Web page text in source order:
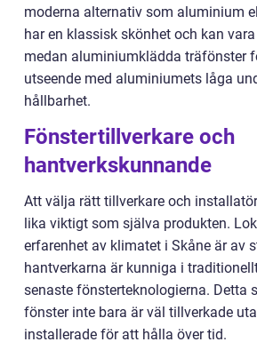
moderna alternativ som aluminium
har en klassisk skönhet och kan
medan aluminiumklädda träfönster
utseende med aluminiumets låga
hållbarhet.
Fönstertillverkare och
hantverkskunnande
Att välja rätt tillverkare och
lika viktigt som själva produkten.
erfarenhet av klimatet i Skåne är av
hantverkarna är kunniga i
senaste fönsterteknologierna. Detta
fönster inte bara är väl tillverkade
installerade för att hålla över tid.